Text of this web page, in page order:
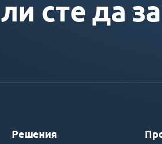
сте да
Решения